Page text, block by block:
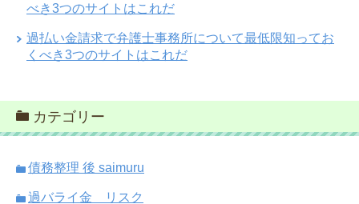
べき3つのサイトはこれだ
過払い金請求で弁護士事務所について最低限知ってお
くべき3つのサイトはこれだ
カテゴリー
債務整理 後 saimuru
過バライ金 リスク